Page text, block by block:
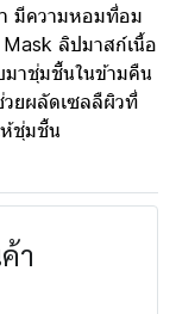
มีความหอมที่อม
Mask ลิปมาสก์เนื้อ
มาชุ่มชื้นในข้ามคืน
ยผลัดเซลลืผิวที่
ห้ชุ่มชื้น
า